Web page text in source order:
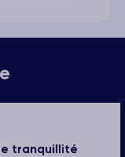
tranquillité